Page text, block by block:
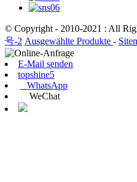
© Copyright - 2010-2021 : All
号-2 Ausgewählte Produkte -
E-Mail senden
topshine5
WhatsApp
WeChat